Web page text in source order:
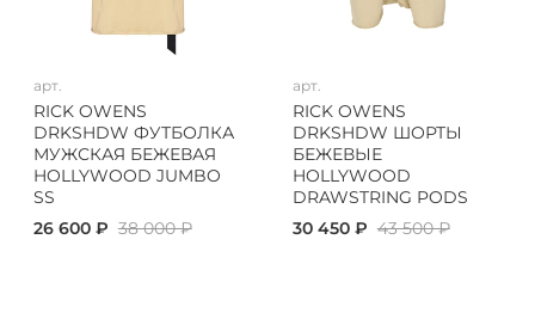
арт.
RICK OWENS
DRKSHDW ФУТБОЛКА
МУЖСКАЯ БЕЖЕВАЯ
HOLLYWOOD JUMBO
SS
26 600 ₽ 38 000 ₽
арт.
RICK OWENS
DRKSHDW ШОРТЫ
БЕЖЕВЫЕ
HOLLYWOOD
DRAWSTRING PODS
30 450 ₽ 43 500 ₽